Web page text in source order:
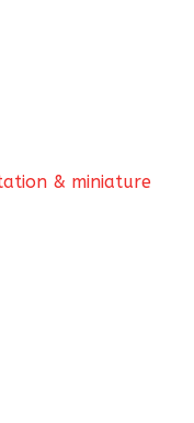
& miniature